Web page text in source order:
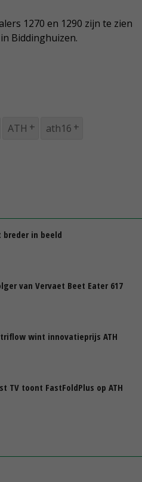
1270 en 1290 zijn te zien
Biddinghuizen.
ATH ath16
breder in beeld
van Vervaet Beet Eater 617
wint innovatieprijs ATH
TV toont FastFoldPlus op ATH